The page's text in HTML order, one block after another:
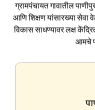
ग्रामपंचायत गावातील
आणि शिक्षण यांसारख्या सेवा
विकास साधण्यावर लक्ष
आमचे